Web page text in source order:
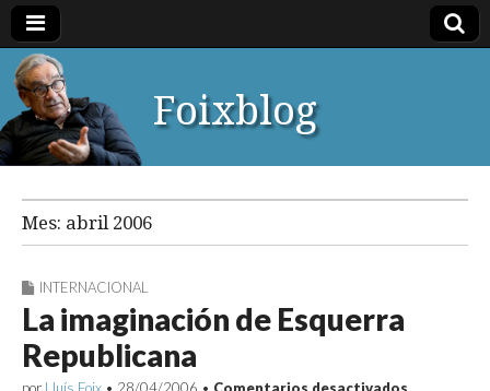
Foixblog
Mes: abril 2006
INTERNACIONAL
La imaginación de Esquerra
Republicana